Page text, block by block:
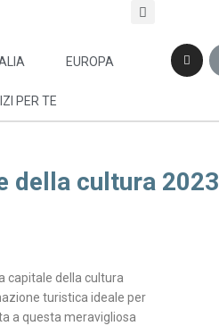
EUROPA
PER TE
della cultura 2023
capitale della cultura
turistica ideale per
a questa meravigliosa